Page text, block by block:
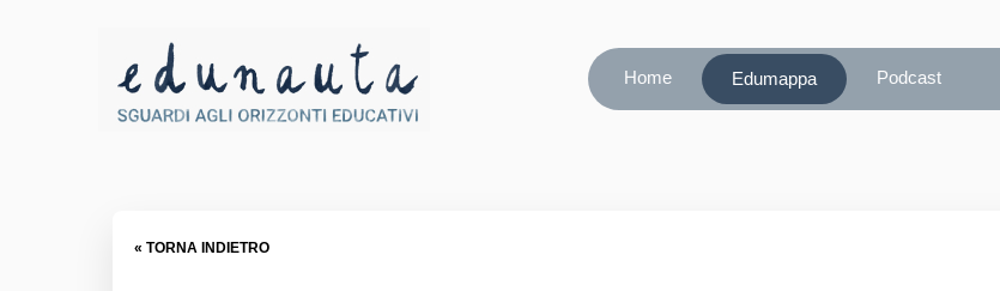
Home Edumappa Podcast
« TORNA INDIETRO